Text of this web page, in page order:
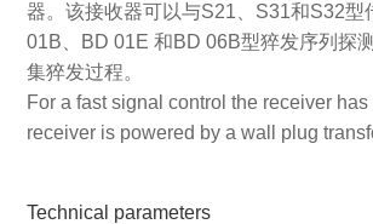
器。该接收器可以与S21、S31和S32型
01B、BD 01E 和BD 06B型猝发序列探
集猝发过程。
For a fast signal control the receiver
receiver is powered by a wall plug
Technical parameters